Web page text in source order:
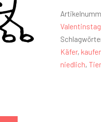
Käfer,
niedlich,